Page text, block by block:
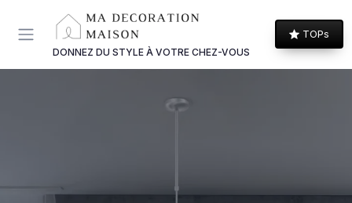
DONNEZ DU STYLE À VOTRE CHEZ-VOUS
TOPs
Panneau de gestion des cookies